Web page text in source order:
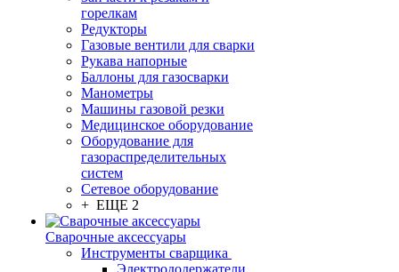
горелкам
Редукторы
Газовые вентили для сварки
Рукава напорные
Баллоны для газосварки
Манометры
Машины газовой резки
Медицинское оборудование
Оборудование для
газораспределительных
систем
Сетевое оборудование
+ ЕЩЕ 2
Сварочные аксессуары
Инструменты сварщика
Электрододержатели